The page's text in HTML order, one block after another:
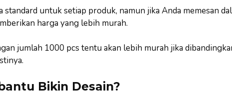
standard untuk setiap produk, namun jika Anda memesan
harga yang lebih murah.
jumlah 1000 pcs tentu akan lebih murah jika
Bikin Desain?